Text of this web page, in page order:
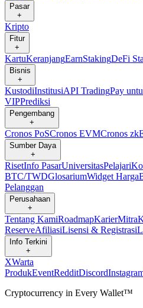
Pasar
+
Kripto
Fitur
+
KartuKeranjangEarnStakingDeFi
Bisnis
+
KustodiInstitusiAPI TradingPay
VIPPrediksi
Pengembang
+
Cronos PoSCronos EVMCronos
Sumber Daya
+
RisetInfo PasarUniversitasPelajari
BTC/TWDGlosariumWidget Harga
Pelanggan
Perusahaan
+
Tentang KamiRoadmapKarierMitra
ReserveAfiliasiLisensi & Registrasi
Info Terkini
+
XWarta
ProdukEventRedditDiscord
Cryptocurrency in Every Wallet™